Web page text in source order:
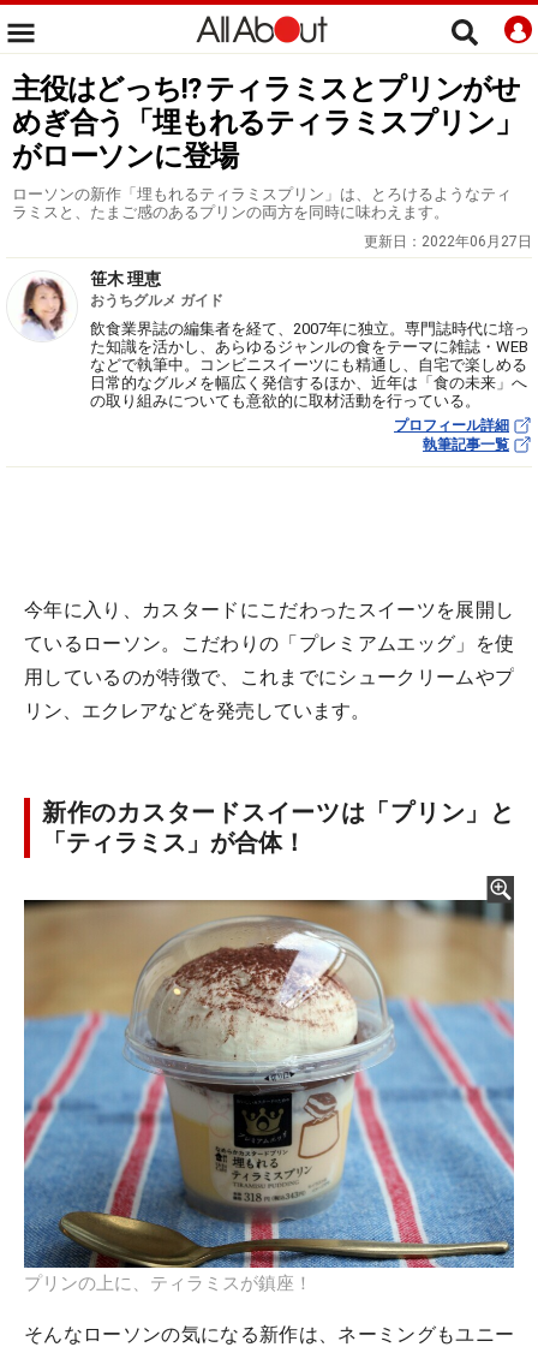
主役はどっち!? ティラミスとプリンがせ
めぎ合う「埋もれるティラミスプリン」
がローソンに登場
ローソンの新作「埋もれるティラミスプリン」は、とろけるようなティ
ラミスと、たまご感のあるプリンの両方を同時に味わえます。
更新日： 2022年06月27日
笹木 理恵
おうちグルメ ガイド
飲食業界誌の編集者を経て、2007年に独立。専門誌時代に培っ
た知識を活かし、あらゆるジャンルの食をテーマに雑誌・WEB
などで執筆中。コンビニスイーツにも精通し、自宅で楽しめる
日常的なグルメを幅広く発信するほか、近年は「食の未来」へ
の取り組みについても意欲的に取材活動を行っている。
プロフィール詳細
執筆記事一覧
今年に入り、カスタードにこだわったスイーツを展開し
ているローソン。こだわりの「プレミアムエッグ」を使
用しているのが特徴で、これまでにシュークリームやプ
リン、エクレアなどを発売しています。
新作のカスタードスイーツは「プリン」と
「ティラミス」が合体！
プリンの上に、ティラミスが鎮座！
そんなローソンの気になる新作は、ネーミングもユニー